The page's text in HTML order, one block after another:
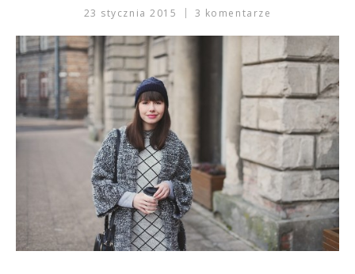
23 stycznia 2015 3 komentarze